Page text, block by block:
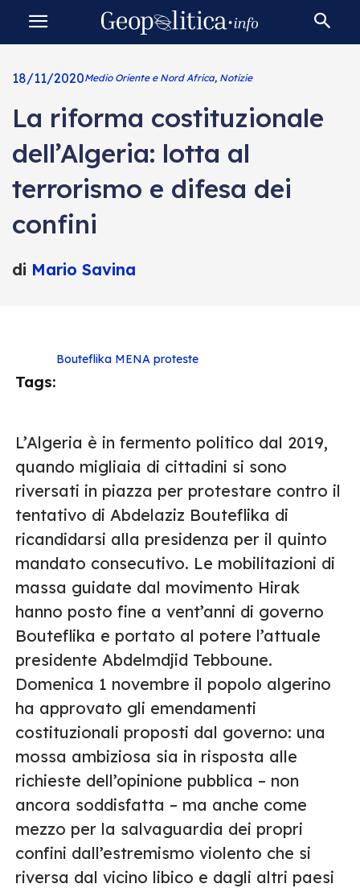
18/11/2020Medio Oriente e Nord Africa, Notizie
La riforma costituzionale
dell’Algeria: lotta al
terrorismo e difesa dei
confini
di Mario Savina
Tags:
Bouteflika MENA proteste
L’Algeria è in fermento politico dal 2019,
quando migliaia di cittadini si sono
riversati in piazza per protestare contro il
tentativo di Abdelaziz Bouteflika di
ricandidarsi alla presidenza per il quinto
mandato consecutivo. Le mobilitazioni di
massa guidate dal movimento Hirak
hanno posto fine a vent’anni di governo
Bouteflika e portato al potere l’attuale
presidente Abdelmdjid Tebboune.
Domenica 1 novembre il popolo algerino
ha approvato gli emendamenti
costituzionali proposti dal governo: una
mossa ambiziosa sia in risposta alle
richieste dell’opinione pubblica – non
ancora soddisfatta – ma anche come
mezzo per la salvaguardia dei propri
confini dall’estremismo violento che si
riversa dal vicino libico e dagli altri paesi